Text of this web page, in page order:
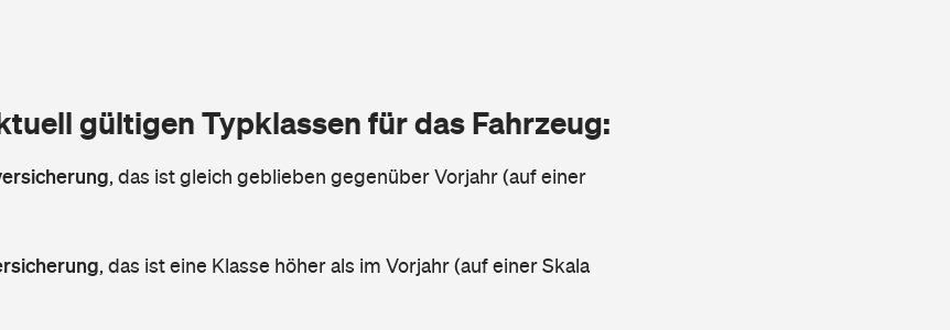
gültigen Typklassen für das Fahrzeug:
, das ist gleich geblieben gegenüber Vorjahr (auf einer
, das ist eine Klasse höher als im Vorjahr (auf einer Skala